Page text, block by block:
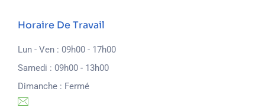
Horaire De Travail
Lun - Ven : 09h00 - 17h00
Samedi : 09h00 - 13h00
Dimanche : Fermé